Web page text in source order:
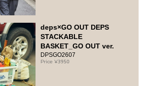
deps×GO OUT DEPS
STACKABLE
BASKET_GO OUT ver.
DPSGO2607
3950